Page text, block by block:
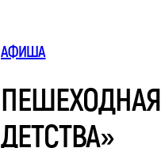
АФИША
ДЕТСТВА»